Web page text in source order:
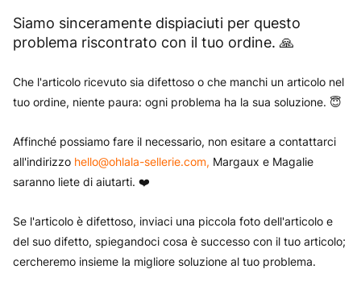
Siamo sinceramente dispiaciuti per questo
problema riscontrato con il tuo ordine. 🙏
Che l'articolo ricevuto sia difettoso o che manchi un articolo nel
tuo ordine, niente paura: ogni problema ha la sua soluzione. 😇
Affinché possiamo fare il necessario, non esitare a contattarci
all'indirizzo hello@ohlala-sellerie.com, Margaux e Magalie
saranno liete di aiutarti. ❤️
Se l'articolo è difettoso, inviaci una piccola foto dell'articolo e
del suo difetto, spiegandoci cosa è successo con il tuo articolo;
cercheremo insieme la migliore soluzione al tuo problema.